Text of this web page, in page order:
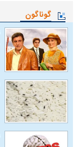
گوناگون